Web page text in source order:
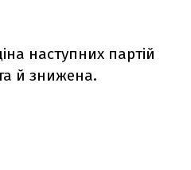
наступних партій
й знижена.